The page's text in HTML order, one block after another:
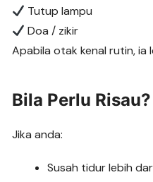
Tutup lampu
Doa / zikir
Apabila otak kenal rutin, ia
Bila Perlu Risau?
Jika anda:
Susah tidur lebih